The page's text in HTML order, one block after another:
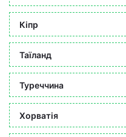
Кіпр
Таїланд
Туреччина
Хорватія